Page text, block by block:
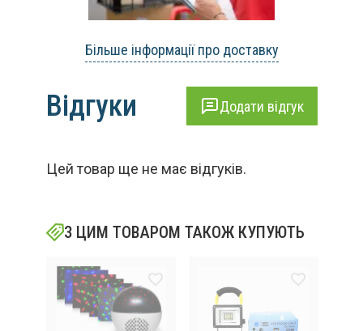
Більше інформації про доставку
Відгуки Додати відгук
Цей товар ще не має відгуків.
З ЦИМ ТОВАРОМ ТАКОЖ КУПУЮТЬ